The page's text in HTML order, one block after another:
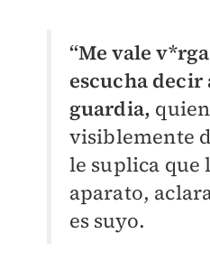
“Me vale
escucha decir
guardia, quien
visiblemente
le suplica que
aparato,
es suyo.